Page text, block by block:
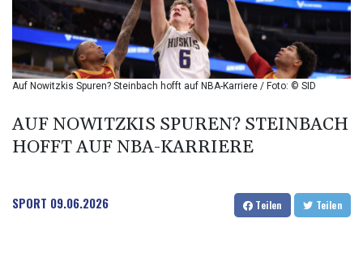
BOB 12.092258
BRL 5.122702
BSD 0.999753
BTN 95.145446
BWP 13.521485
BZD 2.010681
CHF 0.809703
CLF 0.023153
Auf Nowitzkis Spuren? Steinbach hofft auf NBA-Karriere / Foto: © SID
AUF NOWITZKIS SPUREN? STEINBACH
HOFFT AUF NBA-KARRIERE
SPORT 09.06.2026 Teilen Teilen